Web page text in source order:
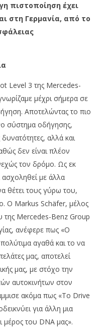
πιστοποίηση έχει
στη Γερμανία, από το
Level 3 της Mercedes-
μέχρι σήμερα σε
Αποτελώντας το πιο
σύστημα οδήγησης,
αλλά και
δεν είναι πλέον
τον δρόμο. Ως εκ
με άλλα
θέτει τους γύρω του,
Ο Markus Schäfer, μέλος
της Mercedes-Benz Group
ανέφερε πως «Ο
αγαθά και το να
μας, αποτελεί
μας, με στόχο την
αυτοκινήτων στον
ακόμα πως «Το Drive
για άλλη μια
μέρος του DNA μας».